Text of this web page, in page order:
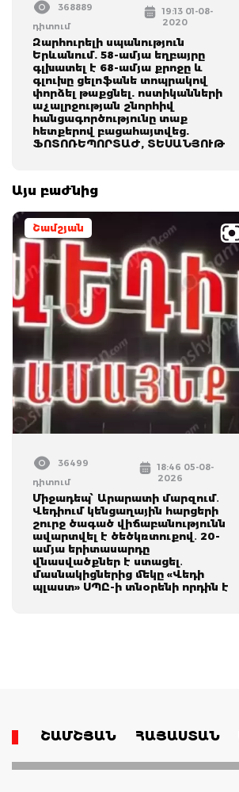
368889
դիտում
19:13 01-08-
2020
Զարհուրելի սպանություն
Երևանում. 58-ամյա եղբայրը
գլխատել է 68-ամյա քրոջը և
գլուխը ցելոֆանե տոպրակով
փորձել թաքցնել. ոստիկանների
աչալրջության շնորհիվ
հանցագործությունը տաք
հետքերով բացահայտվեց.
ՖՈՏՈՌԵՊՈՐՏԱԺ, ՏԵՍԱՆՅՈՒԹ
Այս բաժնից
Շամշյան
36499
դիտում
18:46 05-08-
2026
Միջադեպ՝ Արարատի մարզում․
Վեդիում կենցաղային հարցերի
շուրջ ծագած վիճաբանությունն
ավարտվել է ծեծկռտուքով․ 20-
ամյա երիտասարդը
վնասվածքներ է ստացել․
մասնակիցներից մեկը «Վեդի
պլաստ» ՍՊԸ-ի տնօրենի որդին է
ՇԱՄՇՅԱՆ ՀԱՅԱՍՏԱՆ